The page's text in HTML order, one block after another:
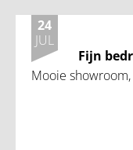
24
JUL
Fijn
Mooie